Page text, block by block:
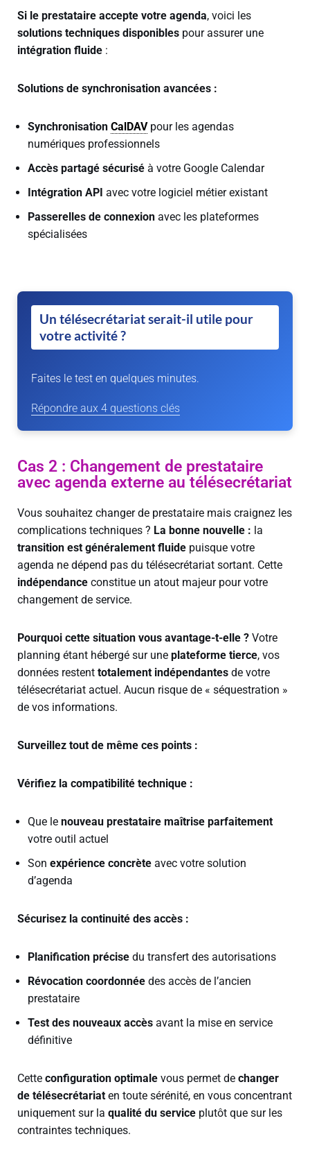
Si le prestataire accepte votre agenda, voici les
solutions techniques disponibles pour assurer une
intégration fluide :
Solutions de synchronisation avancées :
Synchronisation CalDAVpour les agendas
numériques professionnels
Accès partagé sécurisé à votre Google Calendar
Intégration API avec votre logiciel métier existant
Passerelles de connexion avec les plateformes
spécialisées
Un télésecrétariat serait-il utile pour
votre activité ?
Faites le test en quelques minutes.
Répondre aux 4 questions clés
Cas 2 : Changement de prestataire
avec agenda externe au télésecrétariat
Vous souhaitez changer de prestataire mais craignez les
complications techniques ? La bonne nouvelle : la
transition est généralement fluide puisque votre
agenda ne dépend pas du télésecrétariat sortant. Cette
indépendance constitue un atout majeur pour votre
changement de service.
Pourquoi cette situation vous avantage-t-elle ? Votre
planning étant hébergé sur une plateforme tierce, vos
données restent totalement indépendantes de votre
télésecrétariat actuel. Aucun risque de « séquestration »
de vos informations.
Surveillez tout de même ces points :
Vérifiez la compatibilité technique :
Que le nouveau prestataire maîtrise parfaitement
votre outil actuel
Son expérience concrète avec votre solution
d’agenda
Sécurisez la continuité des accès :
Planification précise du transfert des autorisations
Révocation coordonnée des accès de l’ancien
prestataire
Test des nouveaux accès avant la mise en service
définitive
Cette configuration optimale vous permet de changer
de télésecrétariat en toute sérénité, en vous concentrant
uniquement sur la qualité du service plutôt que sur les
contraintes techniques.